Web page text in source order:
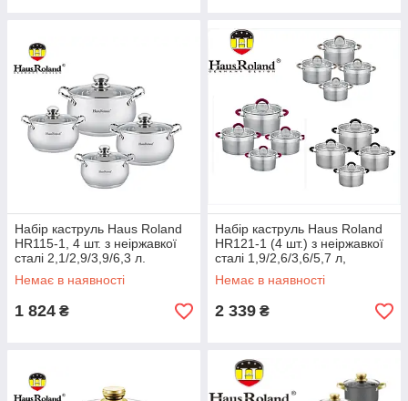
Набір каструль Haus Roland
HR115-1, 4 шт. з неіржавкої
сталі 2,1/2,9/3,9/6,3 л.
Сріблястий (HR115-1)
ЕКОБОКС
Немає в наявності
1 824 ₴
Набір каструль Haus Roland
HR121-1 (4 шт.) з неіржавкої
сталі 1,9/2,6/3,6/5,7 л,
Сріблястий ЕКОБОКС
Немає в наявності
2 339 ₴